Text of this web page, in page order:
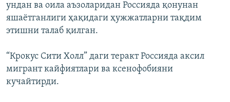
ундан ва оила аъзоларидан Россияда қонунан
яшаётганлиги ҳақидаги ҳужжатларни тақдим
этишни талаб қилган.
“Крокус Сити Холл” даги теракт Россияда аксил
мигрант кайфиятлари ва ксенофобияни
кучайтирди.